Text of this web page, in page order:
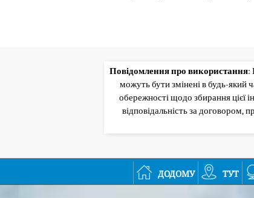
Повідомлення про використання:
можуть бути змінені в будь-який
обережності щодо збирання цієї
відповідальність за
додому тут